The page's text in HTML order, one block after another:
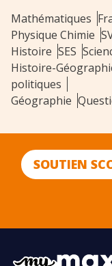
Mathématiques
Physique Chimie
Histoire SES
Histoire-
politiques
Géographie
SOUTIEN